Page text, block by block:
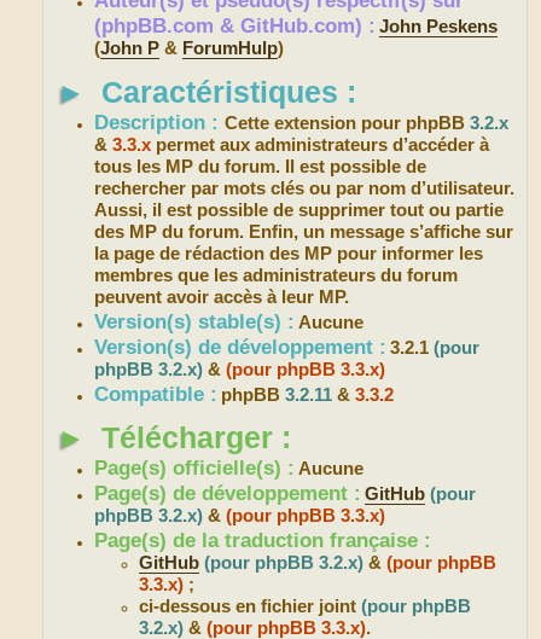
(phpBB.com & GitHub.com) : John Peskens
(John P & ForumHulp)
► Caractéristiques :
Description :Cette extension pour phpBB3.2.x
&3.3.x permet aux administrateurs d’accéder à
tous les MP du forum. Il est possible de
rechercher par mots clés ou par nom d’utilisateur.
Aussi, il est possible de supprimer tout ou partie
des MP du forum. Enfin, un message s’affiche sur
la page de rédaction des MP pour informer les
membres que les administrateurs du forum
peuvent avoir accès à leur MP.
Version(s) stable(s) : Aucune
Version(s) de développement : 3.2.1(pour
phpBB 3.2.x) &(pour phpBB 3.3.x)
Compatible : phpBB3.2.11 &3.3.2
► Télécharger :
Page(s) officielle(s) : Aucune
Page(s) de développement : GitHub (pour
phpBB 3.2.x) &(pour phpBB 3.3.x)
Page(s) de la traduction française :
GitHub (pour phpBB 3.2.x) &(pour phpBB
3.3.x) ;
ci-dessous en fichier joint(pour phpBB
3.2.x) &(pour phpBB 3.3.x).